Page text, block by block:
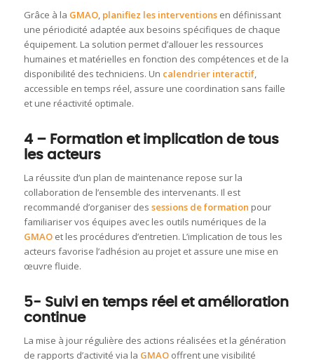
Grâce à la GMAO, planifiez les interventionsen définissant
une périodicité adaptée aux besoins spécifiques de chaque
équipement. La solution permet d’allouer les ressources
humaines et matérielles en fonction des compétences et de la
disponibilité des techniciens. Un calendrier interactif,
accessible en temps réel, assure une coordination sans faille
et une réactivité optimale.
4 – Formation et implication de tous
les acteurs
La réussite d’un plan de maintenance repose sur la
collaboration de l’ensemble des intervenants. Il est
recommandé d’organiser des sessions de formation pour
familiariser vos équipes avec les outils numériques de la
GMAOet les procédures d’entretien. L’implication de tous les
acteurs favorise l’adhésion au projet et assure une mise en
œuvre fluide.
5- Suivi en temps réel et amélioration
continue
La mise à jour régulière des actions réalisées et la génération
de rapports d’activité via la GMAOoffrent une visibilité